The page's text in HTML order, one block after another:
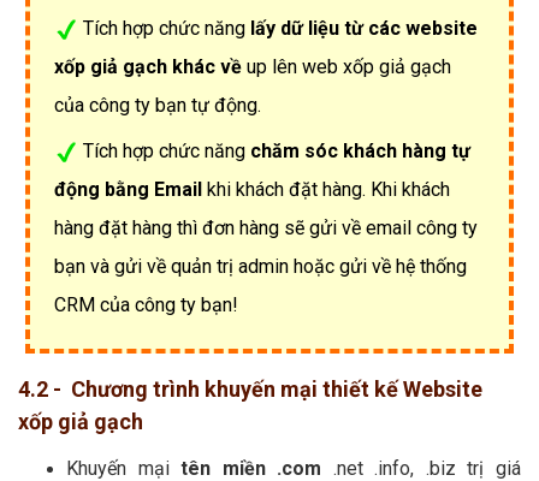
Tích hợp chức năng lấy dữ liệu từ các website
xốp giả gạch khác về up lên web xốp giả gạch
của công ty bạn tự động.
Tích hợp chức năng chăm sóc khách hàng tự
động bằng Email khi khách đặt hàng. Khi khách
hàng đặt hàng thì đơn hàng sẽ gửi về email công ty
bạn và gửi về quản trị admin hoặc gửi về hệ thống
CRM của công ty bạn!
4.2 - Chương trình khuyến mại thiết kế Website
xốp giả gạch
Khuyến mạitên miền .com .net .info, .biz trị giá